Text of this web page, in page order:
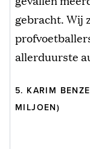
gebracht. Wij
allerduurste
5. KARIM
MILJOEN)